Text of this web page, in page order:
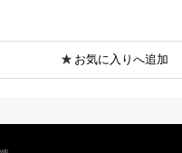
お気に入りへ追加